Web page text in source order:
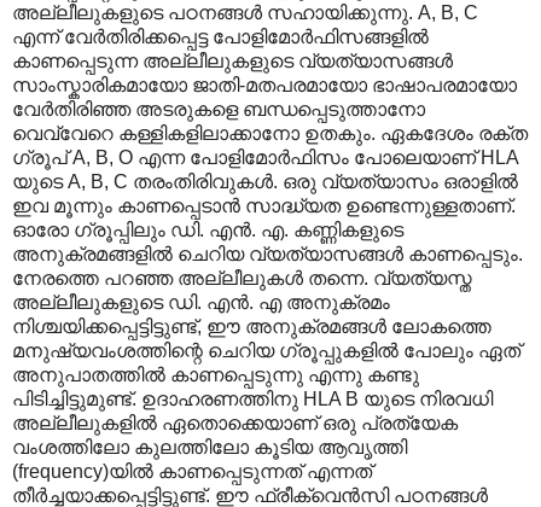
അല്ലീലുകളുടെ പഠനങ്ങള്‍ സഹായിക്കുന്നു. A, B, C
എന്ന് വേര്‍തിരിക്കപ്പെട്ട പോളിമോര്‍ഫിസങ്ങളില്‍
കാണപ്പെടുന്ന അല്ലീലുകളുടെ വ്യത്യാസങ്ങള്‍
സാംസ്കാരികമായോ ജാതി-മതപരമായോ ഭാഷാപരമായോ
വേര്‍തിരിഞ്ഞ അടരുകളെ ബന്ധപ്പെടുത്താനോ
വെവ്വേറെ കള്ളികളിലാക്കാനോ ഉതകും. ഏകദേശം രക്ത
ഗ്രൂപ് A, B, O എന്ന പോളിമോര്‍ഫിസം പോലെയാണ് HLA
യുടെ A, B, C തരംതിരിവുകള്‍. ഒരു വ്യത്യാസം ഒരാളില്‍
ഇവ മൂന്നും കാണപ്പെടാന്‍ സാദ്ധ്യത ഉണ്ടെന്നുള്ളതാണ്.
ഓരോ ഗ്രൂപ്പിലും ഡി. എന്‍. എ. കണ്ണികളുടെ
അനുക്രമങ്ങളില്‍ ചെറിയ വ്യത്യാസങ്ങള്‍ കാണപ്പെടും.
നേരത്തെ പറഞ്ഞ അല്ലീലുകള്‍ തന്നെ. വ്യത്യസ്ത
അല്ലീലുകളുടെ ഡി. എന്‍. എ അനുക്രമം
നിശ്ചയിക്കപ്പെട്ടിട്ടുണ്ട്, ഈ അനുക്രമങ്ങള്‍ ലോകത്തെ
മനുഷ്യവംശത്തിന്റെ ചെറിയ ഗ്രൂപ്പുകളില്‍ പോലും ഏത്
അനുപാതത്തില്‍ കാണപ്പെടുന്നു എന്നു കണ്ടു
പിടിച്ചിട്ടുമുണ്ട്. ഉദാഹരണത്തിനു HLA B യുടെ നിരവധി
അല്ലീലുകളില്‍ ഏതൊക്കെയാണ് ഒരു പ്രത്യേക
വംശത്തിലോ കുലത്തിലോ കൂടിയ ആവൃത്തി
(frequency)യില്‍ കാണപ്പെടുന്നത് എന്നത്
തീര്‍ച്ചയാക്കപ്പെട്ടിട്ടുണ്ട്. ഈ ഫ്രീക്വെന്‍സി പഠനങ്ങള്‍